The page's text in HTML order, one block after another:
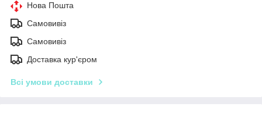
Нова Пошта
Самовивіз
Самовивіз
Доставка кур'єром
Всі умови доставки